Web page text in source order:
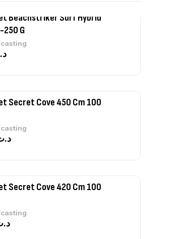
Beachstriker Surf Hybrid
G
Secret Cove 450 Cm 100
Secret Cove 420 Cm 100